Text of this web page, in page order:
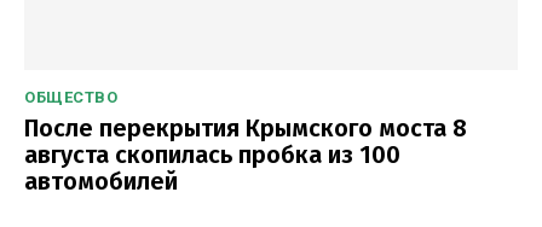
ОБЩЕСТВО
После перекрытия Крымского моста 8
августа скопилась пробка из 100
автомобилей